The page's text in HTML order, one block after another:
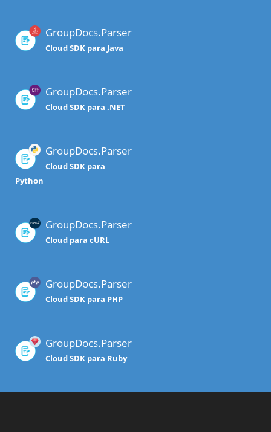
GroupDocs.Parser
Cloud SDK para Java
GroupDocs.Parser
Cloud SDK para .NET
GroupDocs.Parser
Cloud SDK para
Python
GroupDocs.Parser
Cloud para cURL
GroupDocs.Parser
Cloud SDK para PHP
GroupDocs.Parser
Cloud SDK para Ruby